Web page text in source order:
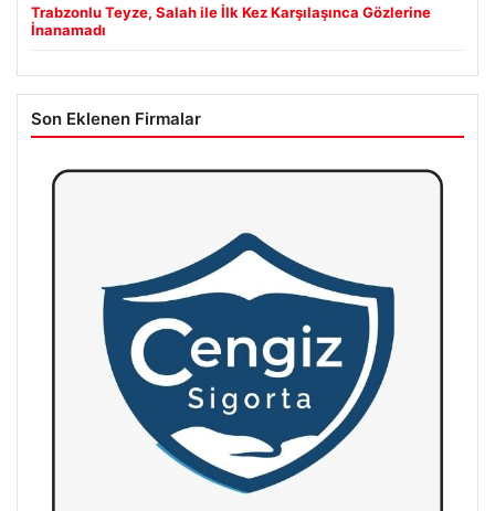
Trabzonlu Teyze, Salah ile İlk Kez Karşılaşınca Gözlerine
İnanamadı
Son Eklenen Firmalar